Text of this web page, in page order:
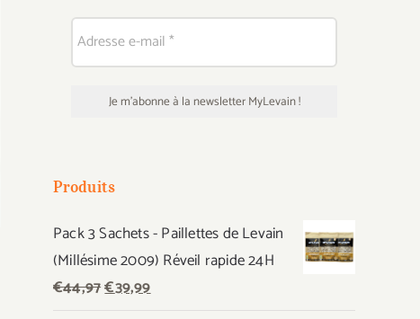
Produits
Pack 3 Sachets - Paillettes de Levain
(Millésime 2009) Réveil rapide 24H
€44,97Le
€39,99Le